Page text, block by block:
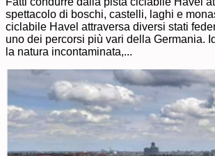
spettacolo di boschi, castelli, laghi e
ciclabile Havel attraversa diversi stati
uno dei percorsi più vari della Germania.
la natura incontaminata,...